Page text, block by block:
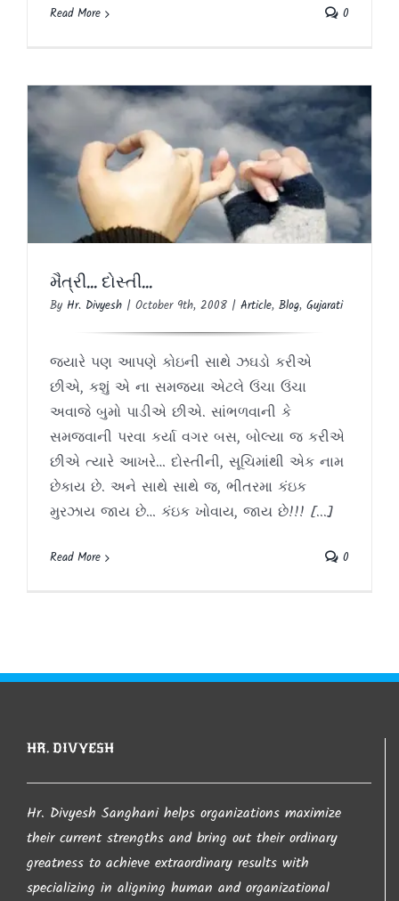
Read More 0
મૈત્રી… દોસ્તી…
Article Blog Gujarati
મૈત્રી… દોસ્તી…
By Hr. Divyesh | October 9th, 2008 | Article, Blog, Gujarati
જયારે પણ આપણે કોઇની સાથે ઝઘડો કરીએ
છીએ, કશું એ ના સમજયા એટલે ઉંચા ઉંચા
અવાજે બુમો પાડીએ છીએ. સાંભળવાની કે
સમજવાની પરવા કર્યા વગર બસ, બોલ્યા જ કરીએ
છીએ ત્યારે આખરે… દોસ્તીની, સૂચિમાંથી એક નામ
છેકાય છે. અને સાથે સાથે જ, ભીતરમા કંઇક
મુરઝાય જાય છે… કંઇક ખોવાય, જાય છે!!! [...]
Read More 0
HR. DIVYESH
Hr. Divyesh Sanghani helps organizations maximize
their current strengths and bring out their ordinary
greatness to achieve extraordinary results with
specializing in aligning human and organizational